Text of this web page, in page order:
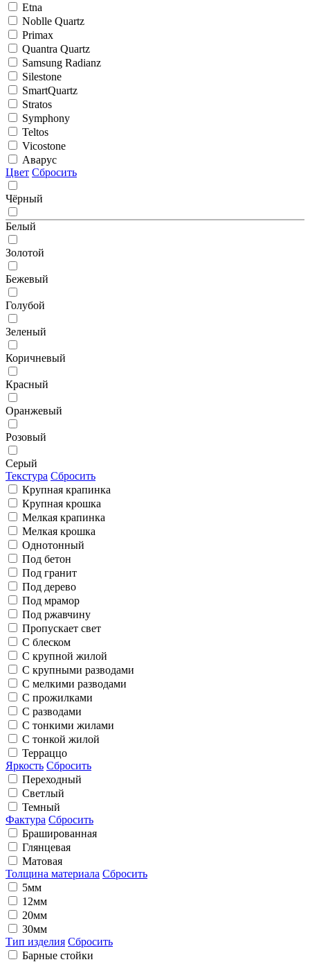
Etna
Noblle Quartz
Primax
Quantra Quartz
Samsung Radianz
Silestone
SmartQuartz
Stratos
Symphony
Teltos
Vicostone
Аварус
Цвет Сбросить
Чёрный
Белый
Золотой
Бежевый
Голубой
Зеленый
Коричневый
Красный
Оранжевый
Розовый
Серый
Текстура Сбросить
Крупная крапинка
Крупная крошка
Мелкая крапинка
Мелкая крошка
Однотонный
Под бетон
Под гранит
Под дерево
Под мрамор
Под ржавчину
Пропускает свет
С блеском
С крупной жилой
С крупными разводами
С мелкими разводами
С прожилками
С разводами
С тонкими жилами
С тонкой жилой
Терраццо
Яркость Сбросить
Переходный
Светлый
Темный
Фактура Сбросить
Брашированная
Глянцевая
Матовая
Толщина материала Сбросить
5мм
12мм
20мм
30мм
Тип изделия Сбросить
Барные стойки